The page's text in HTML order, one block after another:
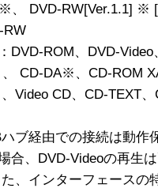
、 DVD-RW[Ver.1.1] ※
RW
DVD-ROM、DVD-Video
、 CD-DA※、CD-ROM
Video CD、CD-TEXT
ブ経由での接続は動作
合、DVD-Videoの再生
、インターフェースの